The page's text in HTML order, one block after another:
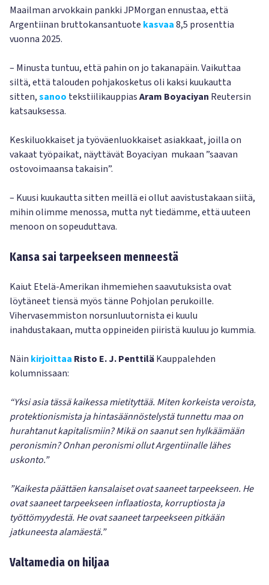
Maailman arvokkain pankki JPMorgan ennustaa, että
Argentiinan bruttokansantuote kasvaa8,5 prosenttia
vuonna 2025.
– Minusta tuntuu, että pahin on jo takanapäin. Vaikuttaa
siltä, että talouden pohjakosketus oli kaksi kuukautta
sitten,sanoo tekstiilikauppiasAram Boyaciyan Reutersin
katsauksessa.
Keskiluokkaiset ja työväenluokkaiset asiakkaat, joilla on
vakaat työpaikat, näyttävät Boyaciyan mukaan ”saavan
ostovoimaansa takaisin”.
– Kuusi kuukautta sitten meillä ei ollut aavistustakaan siitä,
mihin olimme menossa, mutta nyt tiedämme, että uuteen
menoon on sopeuduttava.
Kansa sai tarpeekseen menneestä
Kaiut Etelä-Amerikan ihmemiehen saavutuksista ovat
löytäneet tiensä myös tänne Pohjolan perukoille.
Vihervasemmiston norsunluutornista ei kuulu
inahdustakaan, mutta oppineiden piiristä kuuluu jo kummia.
Näin kirjoittaa Risto E. J. PenttiläKauppalehden
kolumnissaan:
“Yksi asia tässä kaikessa mietityttää. Miten korkeista veroista,
protektionismista ja hintasäännöstelystä tunnettu maa on
hurahtanut kapitalismiin? Mikä on saanut sen hylkäämään
peronismin? Onhan peronismi ollut Argentiinalle lähes
uskonto.”
”Kaikesta päättäen kansalaiset ovat saaneet tarpeekseen. He
ovat saaneet tarpeekseen inflaatiosta, korruptiosta ja
työttömyydestä. He ovat saaneet tarpeekseen pitkään
jatkuneesta alamäestä.”
Valtamedia on hiljaa